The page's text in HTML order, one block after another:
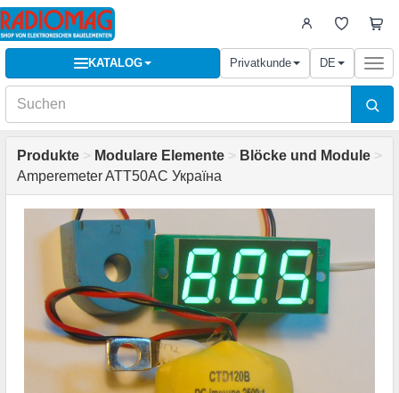
KATALOG Privatkunde DE
Produkte > Modulare Elemente > Blöcke und Module >
Amperemeter ATT50AC Україна